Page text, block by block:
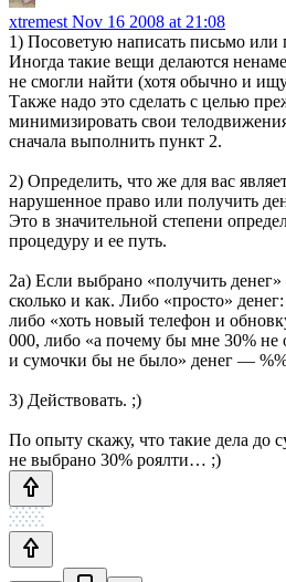
xtremest Nov 16 2008 at 21:08
1) Посоветую написать письмо
Иногда такие вещи делаются
не смогли найти (хотя обычно и
Также надо это сделать с целью
минимизировать свои
сначала выполнить пункт 2.
2) Определить, что же для вас
нарушенное право или получить
Это в значительной степени
процедуру и ее путь.
2а) Если выбрано «получить
сколько и как. Либо «просто»
либо «хоть новый телефон и
000, либо «а почему бы мне 30% не
и сумочки бы не было» денег —
3) Действовать. ;)
По опыту скажу, что такие дела до
не выбрано 30% роялти… ;)